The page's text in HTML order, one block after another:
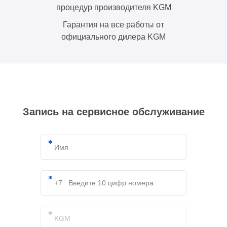
процедур производителя KGM
Гарантия на все работы от
официального дилера KGM
Запись на сервисное обслуживание